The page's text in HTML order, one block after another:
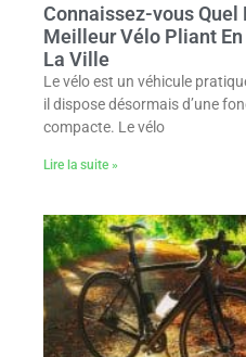
Connaissez-vous Quel
Meilleur Vélo Pliant
La Ville
Le vélo est un véhicule
il dispose désormais d’une
compacte. Le vélo
Lire la suite »